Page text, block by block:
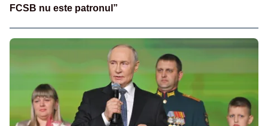
FCSB nu este patronul”